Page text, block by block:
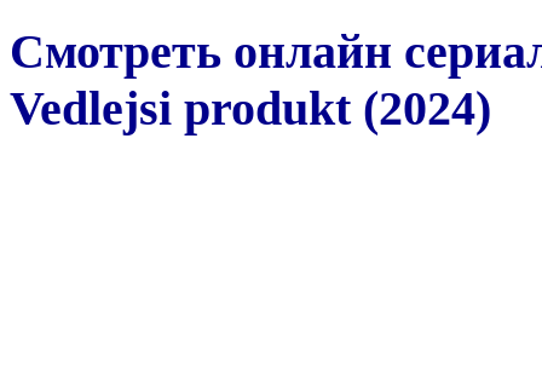
Смотреть онлайн
Vedlejsi produkt (2024)